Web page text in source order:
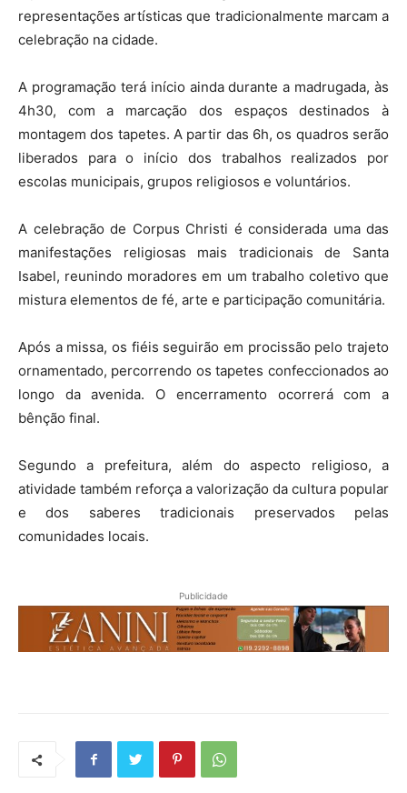
representações artísticas que tradicionalmente marcam a
celebração na cidade.
A programação terá início ainda durante a madrugada, às
4h30, com a marcação dos espaços destinados à
montagem dos tapetes. A partir das 6h, os quadros serão
liberados para o início dos trabalhos realizados por
escolas municipais, grupos religiosos e voluntários.
A celebração de Corpus Christi é considerada uma das
manifestações religiosas mais tradicionais de Santa
Isabel, reunindo moradores em um trabalho coletivo que
mistura elementos de fé, arte e participação comunitária.
Após a missa, os fiéis seguirão em procissão pelo trajeto
ornamentado, percorrendo os tapetes confeccionados ao
longo da avenida. O encerramento ocorrerá com a
bênção final.
Segundo a prefeitura, além do aspecto religioso, a
atividade também reforça a valorização da cultura popular
e dos saberes tradicionais preservados pelas
comunidades locais.
Publicidade